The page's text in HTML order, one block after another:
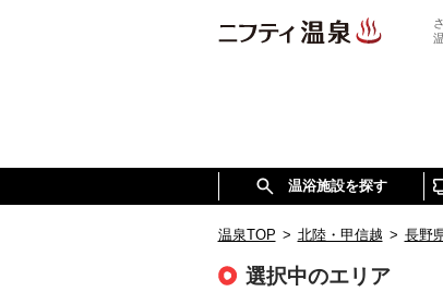
温浴施設を探す
温泉TOP > 北陸・甲信越 > 長野
選択中のエリア